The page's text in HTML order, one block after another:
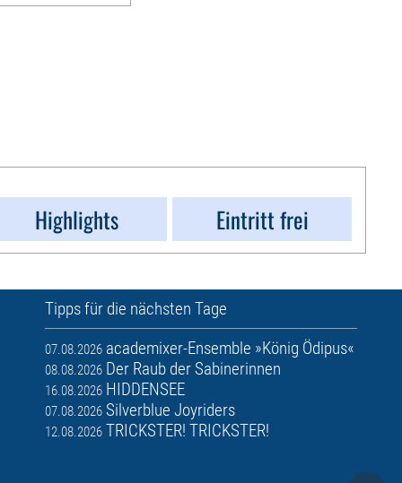
Highlights Eintritt frei
Tipps für die nächsten Tage
07.08.2026 academixer-Ensemble »König Ödipus«
08.08.2026 Der Raub der Sabinerinnen
16.08.2026 HIDDENSEE
07.08.2026 Silverblue Joyriders
12.08.2026 TRICKSTER! TRICKSTER!